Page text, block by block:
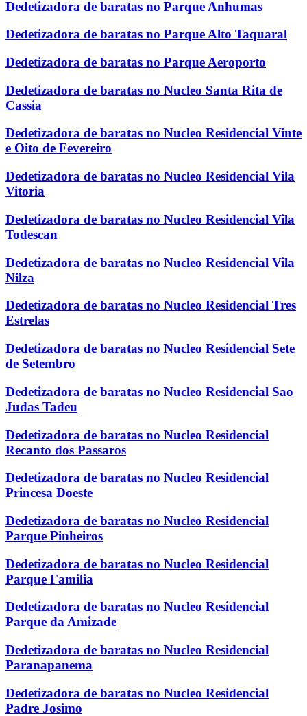
Dedetizadora de baratas no Parque Anhumas
Dedetizadora de baratas no Parque Alto Taquaral
Dedetizadora de baratas no Parque Aeroporto
Dedetizadora de baratas no Nucleo Santa Rita de
Cassia
Dedetizadora de baratas no Nucleo Residencial Vinte
e Oito de Fevereiro
Dedetizadora de baratas no Nucleo Residencial Vila
Vitoria
Dedetizadora de baratas no Nucleo Residencial Vila
Todescan
Dedetizadora de baratas no Nucleo Residencial Vila
Nilza
Dedetizadora de baratas no Nucleo Residencial Tres
Estrelas
Dedetizadora de baratas no Nucleo Residencial Sete
de Setembro
Dedetizadora de baratas no Nucleo Residencial Sao
Judas Tadeu
Dedetizadora de baratas no Nucleo Residencial
Recanto dos Passaros
Dedetizadora de baratas no Nucleo Residencial
Princesa Doeste
Dedetizadora de baratas no Nucleo Residencial
Parque Pinheiros
Dedetizadora de baratas no Nucleo Residencial
Parque Familia
Dedetizadora de baratas no Nucleo Residencial
Parque da Amizade
Dedetizadora de baratas no Nucleo Residencial
Paranapanema
Dedetizadora de baratas no Nucleo Residencial
Padre Josimo